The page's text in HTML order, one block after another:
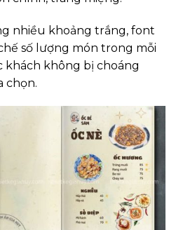
nhiều khoảng trắng, font
số lượng món trong mỗi
khách không bị choáng
chọn.